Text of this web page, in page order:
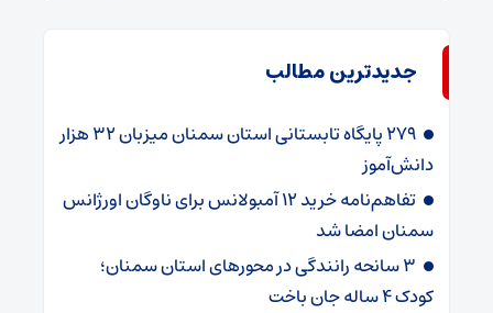
جدیدترین مطالب
۲۷۹ پایگاه تابستانی استان سمنان میزبان ۳۲ هزار
دانش‌آموز
تفاهم‌نامه خرید ۱۲ آمبولانس برای ناوگان اورژانس
سمنان امضا شد
۳ سانحه رانندگی در محورهای استان سمنان؛
کودک ۴ ساله جان باخت